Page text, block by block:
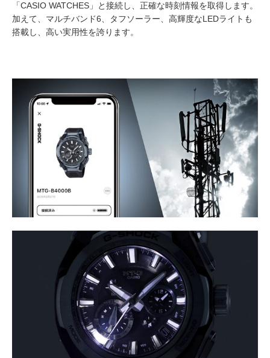
「CASIO WATCHES」と接続し、正確な時刻情報を取得します。
加えて、マルチバンド6、タフソーラー、高輝度なLEDライトも
搭載し、高い実用性を誇ります。